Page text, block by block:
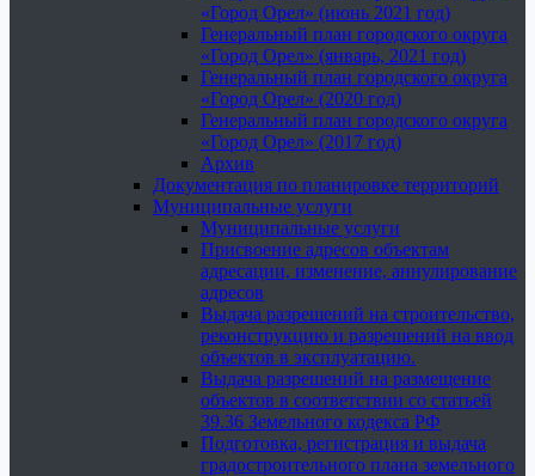
«Город Орел» (июнь 2021 год)
Генеральный план городского округа
«Город Орел» (январь, 2021 год)
Генеральный план городского округа
«Город Орел» (2020 год)
Генеральный план городского округа
«Город Орел» (2017 год)
Архив
Документация по планировке территорий
Муниципальные услуги
Муниципальные услуги
Присвоение адресов объектам
адресации, изменение, аннулирование
адресов
Выдача разрешений на строительство,
реконструкцию и разрешений на ввод
объектов в эксплуатацию.
Выдача разрешений на размещение
объектов в соответствии со статьей
39.36 Земельного кодекса РФ
Подготовка, регистрация и выдача
градостроительного плана земельного